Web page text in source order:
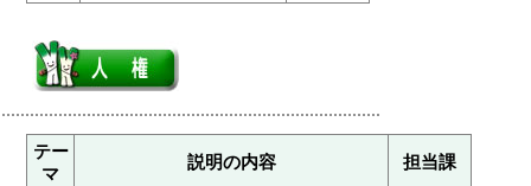
テー
マ
説明の内容
担当課